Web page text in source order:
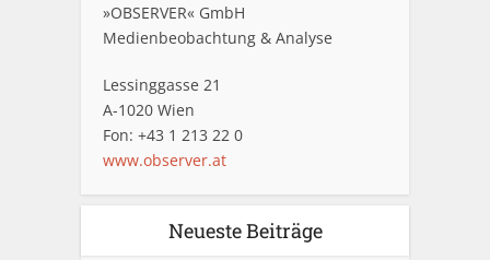
»OBSERVER« GmbH
Medienbeobachtung & Analyse
Lessinggasse 21
A-1020 Wien
Fon: +43 1 213 22 0
www.observer.at
Neueste Beiträge